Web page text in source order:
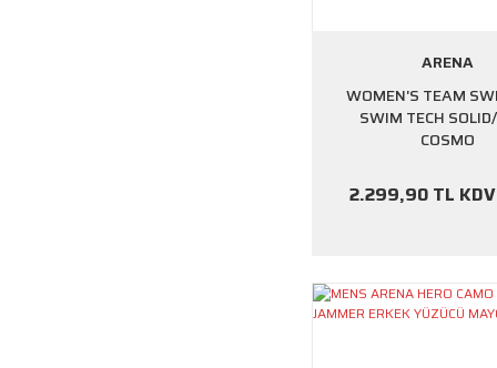
ARENA
WOMEN'S TEAM
SWIM TECH
COSMO
2.299,90 TL